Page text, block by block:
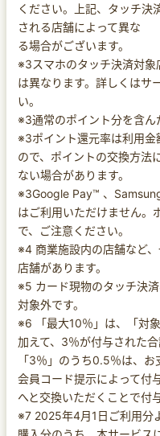
ください。上記、タッチ決
される店舗によって異な
る場合がございます。
※3スマホのタッチ決済対
は異なります。詳しくはサ
い。
※3通常のポイント分を含ん
※3ポイント還元率は利用金
ので、ポイントの交換方法
ない場合があります。
※3Google Pay™ 、
はご利用いただけません。
で、ご注意ください。
※4 商業施設内の店舗など
店舗があります。
※5 カード現物のタッチ決
対象外です。
※6 「最大10％」は、「対
加えて、3％が付与された合
「3％」のうち0.5％は、
会員コード提示によって付
へと交換いただくことで付
※7 2025年4月1日ご利用分